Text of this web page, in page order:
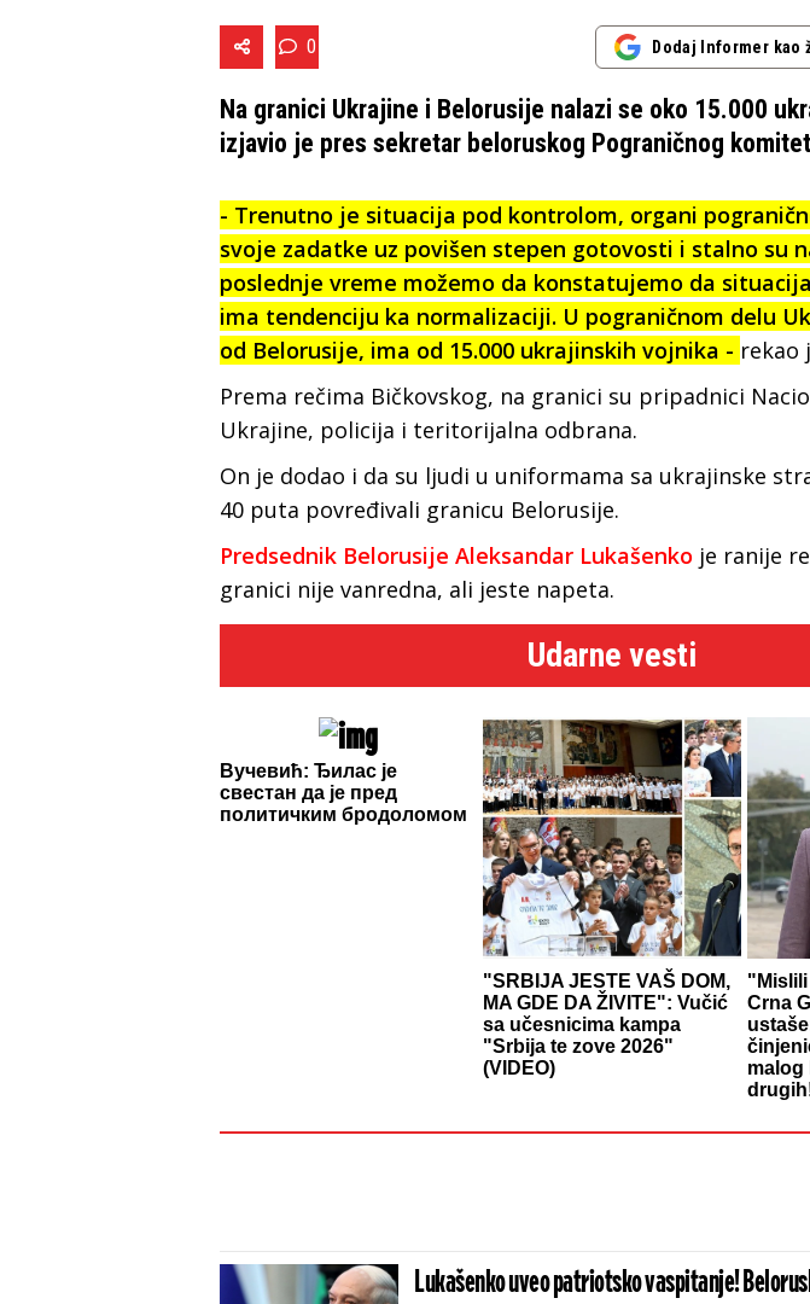
0 Dodaj Informer kao
Na granici Ukrajine i Belorusije nalazi se oko 15.000
izjavio je pres sekretar beloruskog Pograničnog
- Trenutno je situacija pod kontrolom, organi
svoje zadatke uz povišen stepen gotovosti i stalno su
poslednje vreme možemo da konstatujemo da
ima tendenciju ka normalizaciji. U pograničnom delu
od Belorusije, ima od 15.000 ukrajinskih vojnika - rekao
Prema rečima Bičkovskog, na granici su pripadnici
Ukrajine, policija i teritorijalna odbrana.
On je dodao i da su ljudi u uniformama sa ukrajinske
40 puta povređivali granicu Belorusije.
Predsednik Belorusije Aleksandar Lukašenko je ranije
granici nije vanredna, ali jeste napeta.
Udarne vesti
Вучевић: Ђилас је
свестан да је пред
политичким бродоломом
"SRBIJA JESTE VAŠ DOM,
MA GDE DA ŽIVITE": Vučić
sa učesnicima kampa
"Srbija te zove 2026"
(VIDEO)
Crna
malog
Lukašenko uveo patriotsko vaspitanje!